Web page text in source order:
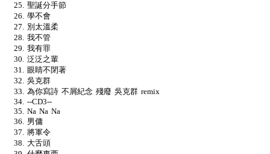
聖誕分手節
學不會
別太溫柔
我不管
我有罪
泛泛之輩
眼睛不閉著
吳克群
為你寫詩 不屑紀念 殘廢 吳克群 remix
--CD3--
Na Na Na
男傭
將軍令
大舌頭